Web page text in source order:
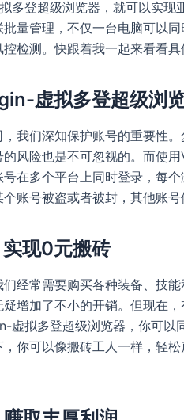
多登超级浏览器，就可以实
量管理，不仅一台电脑可以
检测。快跟着我一起来看看具
虚拟多登超级浏
我们深知保护账号的重要性
风险也是不可忽视的。而使
在多个平台上同时登录，每
账号被盗或者被封，其他账号
现0元搬砖
经常需要购买各种装备、技
增加了不小的开销。但现在
虚拟多登超级浏览器，你可
你可以像搬砖工人一样，轻